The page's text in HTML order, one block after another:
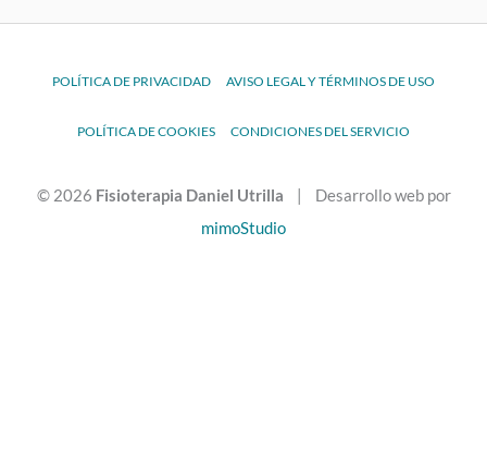
POLÍTICA DE PRIVACIDAD AVISO LEGAL Y TÉRMINOS DE USO
POLÍTICA DE COOKIES CONDICIONES DEL SERVICIO
© 2026 Fisioterapia Daniel Utrilla | Desarrollo web por
mimoStudio